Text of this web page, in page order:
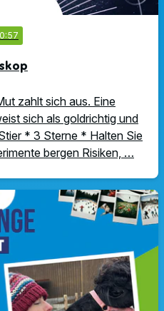
zahlt sich aus. Eine
sich als goldrichtig und
* 3 Sterne * Halten Sie
bergen Risiken, …